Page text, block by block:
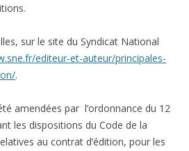
sur le site du Syndicat National
editeur-et-auteur/principales-
.
amendées par l’ordonnance du 12
les dispositions du Code de la
au contrat d’édition, pour les